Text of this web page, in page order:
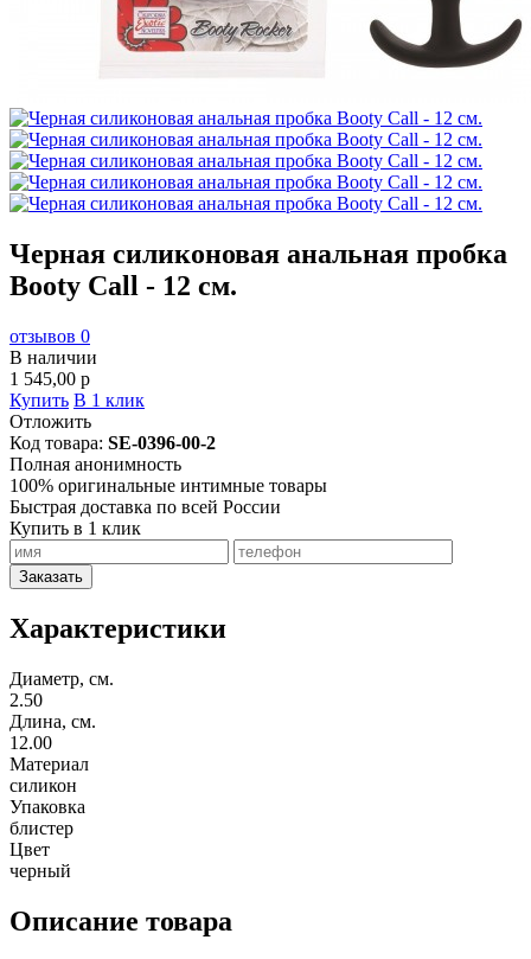
Черная силиконовая анальная пробка
Booty Call - 12 см.
отзывов 0
В наличии
1 545,00 p
Купить В 1 клик
Отложить
Код товара: SE-0396-00-2
Полная анонимность
100% оригинальные интимные товары
Быстрая доставка по всей России
Купить в 1 клик
Заказать
Характеристики
Диаметр, см.
2.50
Длина, см.
12.00
Материал
силикон
Упаковка
блистер
Цвет
черный
Описание товара